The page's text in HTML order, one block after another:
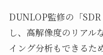
DUNLOP監修の「
し、高解像度のリアル
イング分析もできるた